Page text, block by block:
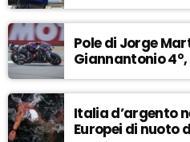
Pole di Jorge
Giannantonio 4°,
Italia d’argento
Europei di nuoto